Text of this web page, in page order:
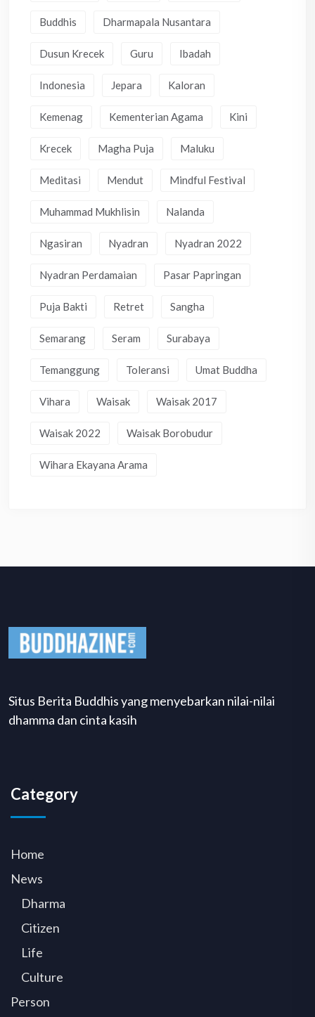
Buddhis Dharmapala Nusantara
Dusun Krecek Guru Ibadah
Indonesia Jepara Kaloran
Kemenag Kementerian Agama Kini
Krecek Magha Puja Maluku
Meditasi Mendut Mindful Festival
Muhammad Mukhlisin Nalanda
Ngasiran Nyadran Nyadran 2022
Nyadran Perdamaian Pasar Papringan
Puja Bakti Retret Sangha
Semarang Seram Surabaya
Temanggung Toleransi Umat Buddha
Vihara Waisak Waisak 2017
Waisak 2022 Waisak Borobudur
Wihara Ekayana Arama
Situs Berita Buddhis yang menyebarkan nilai-nilai
dhamma dan cinta kasih
Category
Home
News
Dharma
Citizen
Life
Culture
Person